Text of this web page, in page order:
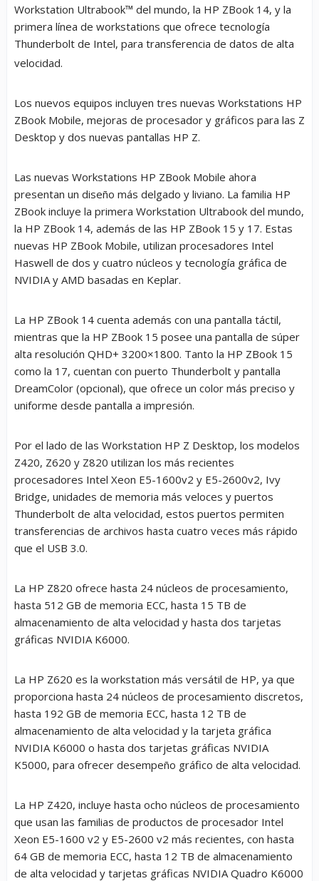
Workstation Ultrabook™ del mundo, la HP ZBook 14, y la
primera línea de workstations que ofrece tecnología
Thunderbolt de Intel, para transferencia de datos de alta
velocidad.
Los nuevos equipos incluyen tres nuevas Workstations HP
ZBook Mobile, mejoras de procesador y gráficos para las Z
Desktop y dos nuevas pantallas HP Z.
Las nuevas Workstations HP ZBook Mobile ahora
presentan un diseño más delgado y liviano. La familia HP
ZBook incluye la primera Workstation Ultrabook del mundo,
la HP ZBook 14, además de las HP ZBook 15 y 17. Estas
nuevas HP ZBook Mobile, utilizan procesadores Intel
Haswell de dos y cuatro núcleos y tecnología gráfica de
NVIDIA y AMD basadas en Keplar.
La HP ZBook 14 cuenta además con una pantalla táctil,
mientras que la HP ZBook 15 posee una pantalla de súper
alta resolución QHD+ 3200×1800. Tanto la HP ZBook 15
como la 17, cuentan con puerto Thunderbolt y pantalla
DreamColor (opcional), que ofrece un color más preciso y
uniforme desde pantalla a impresión.
Por el lado de las Workstation HP Z Desktop, los modelos
Z420, Z620 y Z820 utilizan los más recientes
procesadores Intel Xeon E5-1600v2 y E5-2600v2, Ivy
Bridge, unidades de memoria más veloces y puertos
Thunderbolt de alta velocidad, estos puertos permiten
transferencias de archivos hasta cuatro veces más rápido
que el USB 3.0.
La HP Z820 ofrece hasta 24 núcleos de procesamiento,
hasta 512 GB de memoria ECC, hasta 15 TB de
almacenamiento de alta velocidad y hasta dos tarjetas
gráficas NVIDIA K6000.
La HP Z620 es la workstation más versátil de HP, ya que
proporciona hasta 24 núcleos de procesamiento discretos,
hasta 192 GB de memoria ECC, hasta 12 TB de
almacenamiento de alta velocidad y la tarjeta gráfica
NVIDIA K6000 o hasta dos tarjetas gráficas NVIDIA
K5000, para ofrecer desempeño gráfico de alta velocidad.
La HP Z420, incluye hasta ocho núcleos de procesamiento
que usan las familias de productos de procesador Intel
Xeon E5-1600 v2 y E5-2600 v2 más recientes, con hasta
64 GB de memoria ECC, hasta 12 TB de almacenamiento
de alta velocidad y tarjetas gráficas NVIDIA Quadro K6000